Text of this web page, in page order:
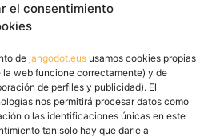
el consentimiento
de jangodot.eus usamos cookies propias
la web funcione correctamente) y de
de perfiles y publicidad). El
nos permitirá procesar datos como
o las identificaciones únicas en este
tan solo hay que darle a